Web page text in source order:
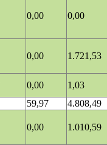
0,00 0,00
0,00 1.721,53
0,00
1,03
59,97
4.808,49
0,00 1.010,59